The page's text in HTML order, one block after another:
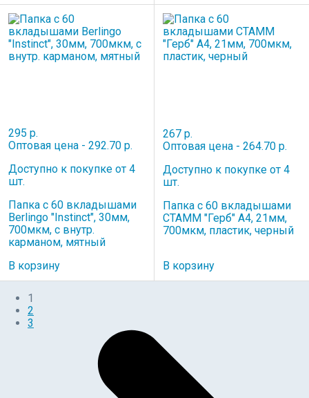
295 р.
Оптовая цена - 292.70 р.
Доступно к покупке от 4
шт.
Папка с 60 вкладышами
Berlingo "Instinct", 30мм,
700мкм, с внутр.
карманом, мятный
В корзину
267 р.
Оптовая цена - 264.70 р.
Доступно к покупке от 4
шт.
Папка с 60 вкладышами
СТАММ "Герб" А4, 21мм,
700мкм, пластик, черный
В корзину
1
2
3